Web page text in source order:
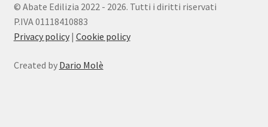
© Abate Edilizia 2022 - 2026. Tutti i diritti riservati
P.IVA 01118410883
Privacy policy| Cookie policy
Created by Dario Molè